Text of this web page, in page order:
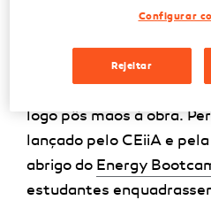
apetências diferentes,
(Palmela), conseguiu
seus colegas um grupo
logo pôs mãos à obra.
lançado pelo CEiiA e
abrigo do Energy
estudantes
Configurar
Rejeitar